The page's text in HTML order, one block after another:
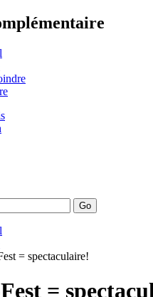
Go
= spectaculaire!
=